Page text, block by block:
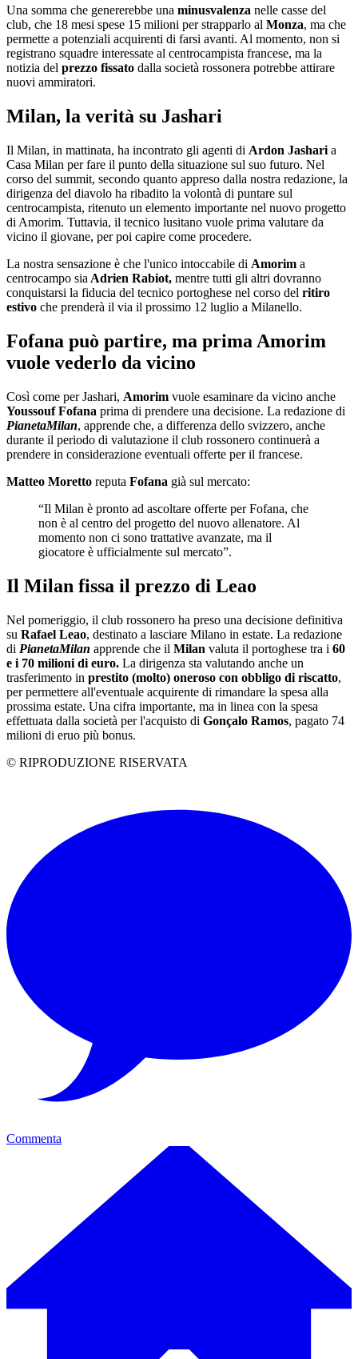
Una somma che genererebbe una minusvalenza nelle casse del
club, che 18 mesi spese 15 milioni per strapparlo al Monza, ma che
permette a potenziali acquirenti di farsi avanti. Al momento, non si
registrano squadre interessate al centrocampista francese, ma la
notizia del prezzo fissato dalla società rossonera potrebbe attirare
nuovi ammiratori.
Milan, la verità su Jashari
Il Milan, in mattinata, ha incontrato gli agenti di Ardon Jashari a
Casa Milan per fare il punto della situazione sul suo futuro. Nel
corso del summit, secondo quanto appreso dalla nostra redazione, la
dirigenza del diavolo ha ribadito la volontà di puntare sul
centrocampista, ritenuto un elemento importante nel nuovo progetto
di Amorim. Tuttavia, il tecnico lusitano vuole prima valutare da
vicino il giovane, per poi capire come procedere.
La nostra sensazione è che l'unico intoccabile di Amorim a
centrocampo sia Adrien Rabiot, mentre tutti gli altri dovranno
conquistarsi la fiducia del tecnico portoghese nel corso del ritiro
estivo che prenderà il via il prossimo 12 luglio a Milanello.
Fofana può partire, ma prima Amorim
vuole vederlo da vicino
Così come per Jashari, Amorim vuole esaminare da vicino anche
Youssouf Fofana prima di prendere una decisione. La redazione di
PianetaMilan, apprende che, a differenza dello svizzero, anche
durante il periodo di valutazione il club rossonero continuerà a
prendere in considerazione eventuali offerte per il francese.
Matteo Moretto reputa Fofana già sul mercato:
“Il Milan è pronto ad ascoltare offerte per Fofana, che
non è al centro del progetto del nuovo allenatore. Al
momento non ci sono trattative avanzate, ma il
giocatore è ufficialmente sul mercato”.
Il Milan fissa il prezzo di Leao
Nel pomeriggio, il club rossonero ha preso una decisione definitiva
su Rafael Leao, destinato a lasciare Milano in estate. La redazione
di PianetaMilan apprende che il Milan valuta il portoghese tra i 60
e i 70 milioni di euro. La dirigenza sta valutando anche un
trasferimento in prestito (molto) oneroso con obbligo di riscatto,
per permettere all'eventuale acquirente di rimandare la spesa alla
prossima estate. Una cifra importante, ma in linea con la spesa
effettuata dalla società per l'acquisto di Gonçalo Ramos, pagato 74
milioni di eruo più bonus.
© RIPRODUZIONE RISERVATA
Commenta